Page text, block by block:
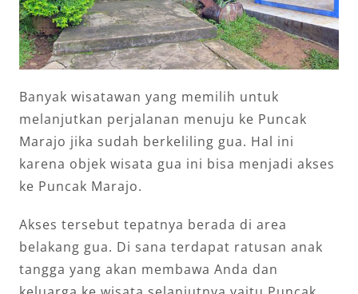
Banyak wisatawan yang memilih untuk
melanjutkan perjalanan menuju ke Puncak
Marajo jika sudah berkeliling gua. Hal ini
karena objek wisata gua ini bisa menjadi akses
ke Puncak Marajo.
Akses tersebut tepatnya berada di area
belakang gua. Di sana terdapat ratusan anak
tangga yang akan membawa Anda dan